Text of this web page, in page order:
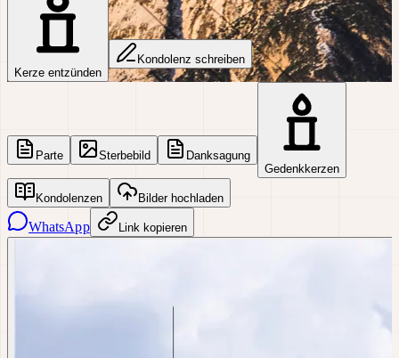
Kerze entzünden
Kondolenz schreiben
Parte Sterbebild
Danksagung
Gedenkkerzen
Kondolenzen Bilder hochladen
WhatsApp Link kopieren